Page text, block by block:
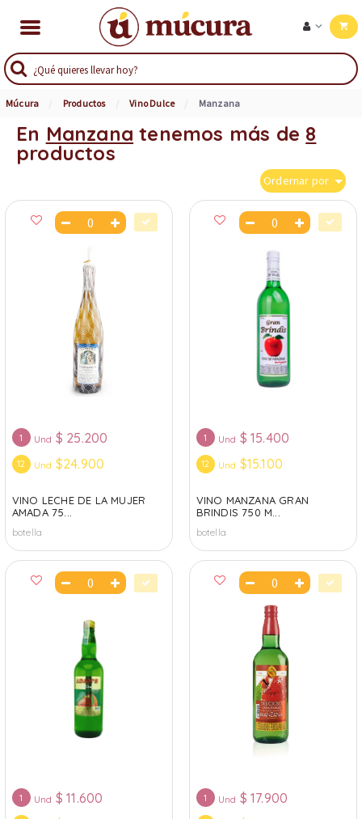
Múcura Productos Vino Dulce Manzana
En Manzana tenemos más de 8
productos
Ordernar por
1 Und $ 25.200
12 Und $24.900
VINO LECHE DE LA MUJER
AMADA 75...
botella
1 Und $ 15.400
12 Und $15.100
VINO MANZANA GRAN
BRINDIS 750 M...
botella
1 Und $ 11.600 1 Und $ 17.900